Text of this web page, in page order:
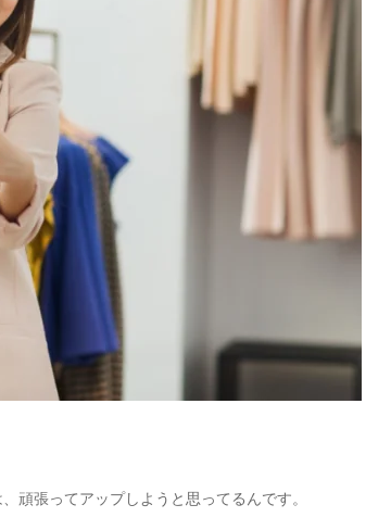
頑張ってアップしようと思ってるんです。